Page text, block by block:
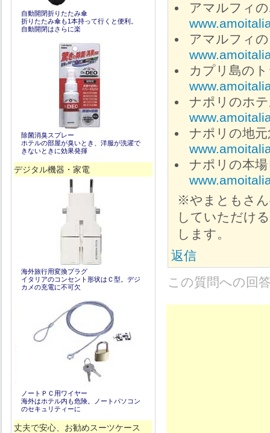
アマルフィ
アマルフィ
カプリ島の
ナポリのホ
ナポリの地
ナポリの本
※やまともさん
していただけ
します。
返信
この質問への回
自動開閉折りたたみ傘
折りたたみ傘も1本持って行くと便利。
自動開閉はさらに楽
除菌消臭スプレー
ホテルの部屋が臭いとき、洋服が洗濯で
きないときに効果発揮
デジタル機器・家電
海外旅行用変換プラグ
イタリアのコンセント形状はＣ型。デジ
カメの充電に不可欠
ノートＰＣ用ワイヤー
海外はホテル内も危険。ノートパソコン
のセキュリティーに
丈夫で安心、お勧めスーツケース